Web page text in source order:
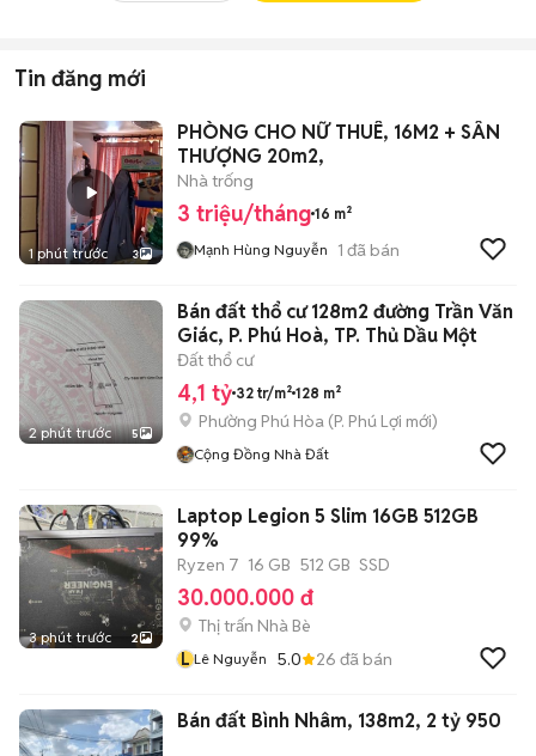
Tin đăng mới
1 phút trước 3
PHÒNG CHO NỮ THUÊ, 16M2 + SÂN
THƯỢNG 20m2,
Nhà trống
3 triệu/tháng 16 m²
Mạnh Hùng Nguyễn 1 đã bán
2 phút trước 5
Bán đất thổ cư 128m2 đường Trần Văn
Giác, P. Phú Hoà, TP. Thủ Dầu Một
Đất thổ cư
4,1 tỷ 32 tr/m² 128 m²
Phường Phú Hòa (P. Phú Lợi mới)
Cộng Đồng Nhà Đất
3 phút trước 2
Laptop Legion 5 Slim 16GB 512GB
99%
Ryzen 7 16 GB 512 GB SSD
30.000.000 đ
Thị trấn Nhà Bè
L Lê Nguyễn 5.0 26 đã bán
Bán đất Bình Nhâm, 138m2, 2 tỷ 950